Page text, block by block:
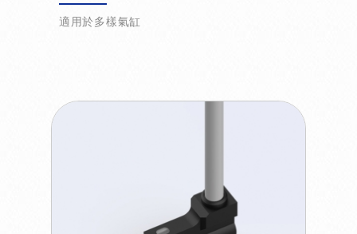
適用於多樣氣缸